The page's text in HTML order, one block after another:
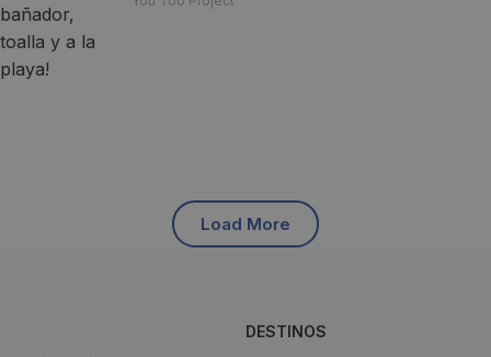
Load More
DESTINOS